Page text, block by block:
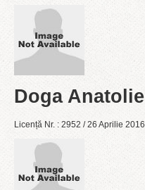
Doga Anatolie
Licență Nr. : 2952 / 26 Aprilie 2016